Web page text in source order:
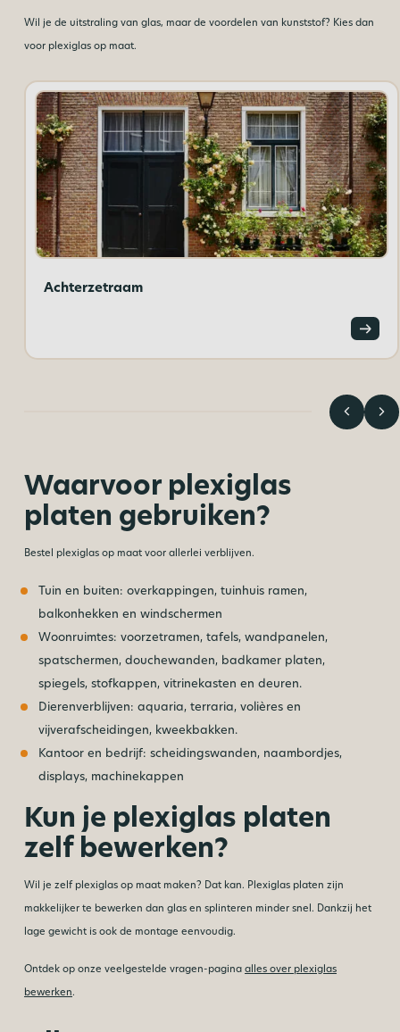
Wil je de uitstraling van glas, maar de voordelen van kunststof? Kies dan
voor plexiglas op maat.
Achterzetraam
Waarvoor plexiglas
platen gebruiken?
Bestel plexiglas op maat voor allerlei verblijven.
Tuin en buiten: overkappingen, tuinhuis ramen,
balkonhekken en windschermen
Woonruimtes: voorzetramen, tafels, wandpanelen,
spatschermen, douchewanden, badkamer platen,
spiegels, stofkappen, vitrinekasten en deuren.
Dierenverblijven: aquaria, terraria, volières en
vijverafscheidingen, kweekbakken.
Kantoor en bedrijf: scheidingswanden, naambordjes,
displays, machinekappen
Kun je plexiglas platen
zelf bewerken?
Wil je zelf plexiglas op maat maken? Dat kan. Plexiglas platen zijn
makkelijker te bewerken dan glas en splinteren minder snel. Dankzij het
lage gewicht is ook de montage eenvoudig.
Ontdek op onze veelgestelde vragen-paginaalles over plexiglas
bewerken.